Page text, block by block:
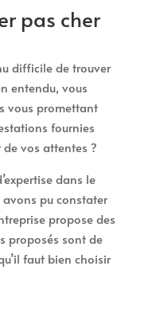
pas cher
difficile de trouver
entendu, vous
vous promettant
fournies
vos attentes ?
dans le
pu constater
propose des
proposés sont de
faut bien choisir